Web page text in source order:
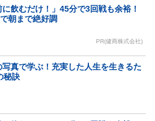
に飲むだけ！」45分で3回戦も余裕！
朝まで絶好調
PR(健商株式会社)
写真で学ぶ！充実した人生を生きるた
秘訣